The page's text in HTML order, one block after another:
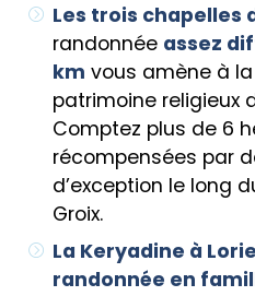
Les trois chapelles
randonnée assez
km vous amène à
patrimoine religieux
Comptez plus de 6
récompensées par
d’exception le long
Groix.
La Keryadine à
randonnée en